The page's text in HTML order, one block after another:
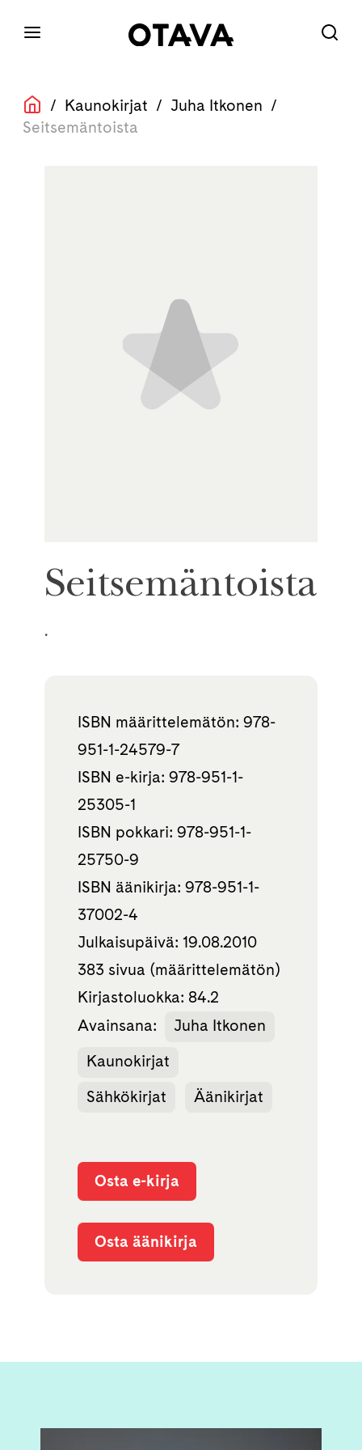
/ Kaunokirjat / Juha Itkonen /
Seitsemäntoista
Seitsemäntoista
.
ISBN määrittelemätön: 978-
951-1-24579-7
ISBN e-kirja: 978-951-1-
25305-1
ISBN pokkari: 978-951-1-
25750-9
ISBN äänikirja: 978-951-1-
37002-4
Julkaisupäivä: 19.08.2010
383 sivua (määrittelemätön)
Kirjastoluokka: 84.2
Avainsana:
Juha Itkonen
Kaunokirjat
Sähkökirjat
Äänikirjat
Osta e-kirja
Osta äänikirja